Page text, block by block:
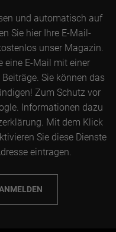
und automatisch auf
Sie hier Ihre E-Mail-
unser Magazin.
eine E-Mail mit einer
Sie können das
Zum Schutz vor
Informationen dazu
Mit dem Klick
Sie diese Dienste
eintragen.